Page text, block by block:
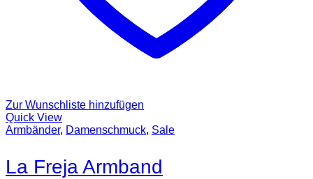
Zur Wunschliste hinzufügen
Quick View
Armbänder, Damenschmuck, Sale
La Freja Armband